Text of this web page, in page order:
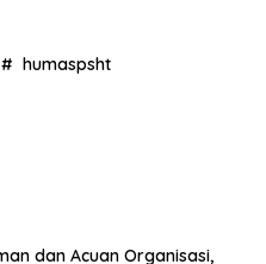
humaspsht
dan Acuan Organisasi,